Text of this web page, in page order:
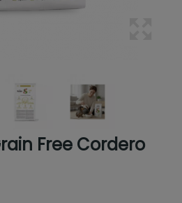
Free Cordero